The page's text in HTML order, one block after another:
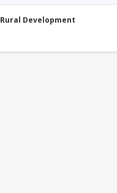
Development